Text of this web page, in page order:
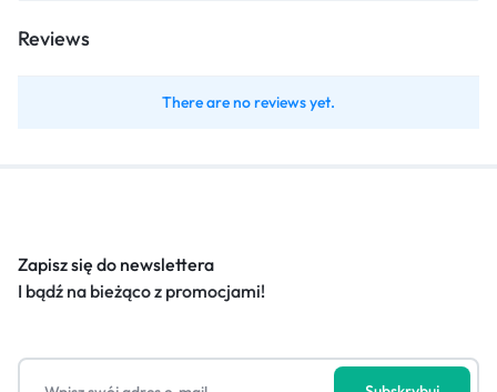
Reviews
There are no reviews yet.
Zapisz się do newslettera
I bądź na bieżąco z promocjami!